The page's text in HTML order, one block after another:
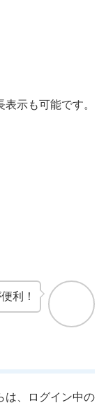
示も可能です。
利！
は、ログイン中の